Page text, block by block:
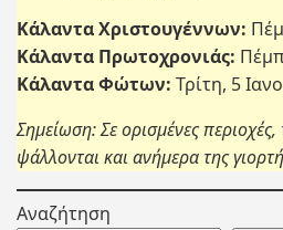
Κάλαντα Χριστουγέννων:
Κάλαντα Πρωτοχρονιάς:
Κάλαντα Φώτων: Τρίτη, 5
Σημείωση: Σε ορισμένες
ψάλλονται και ανήμερα της
Αναζήτηση